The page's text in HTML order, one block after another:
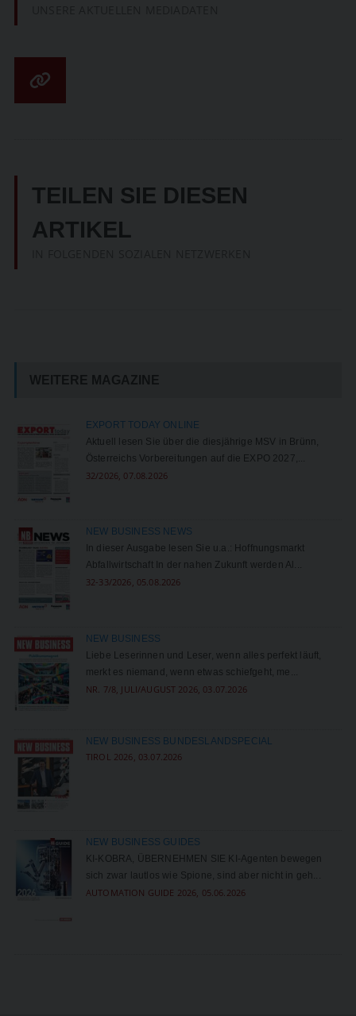
TEILEN SIE DIESEN
ARTIKEL
WEITERE MAGAZINE
EXPORT TODAY ONLINE
Aktuell lesen Sie über die diesjährige MSV in Brünn,
Österreichs Vorbereitungen auf die EXPO 2027,...
32/2026, 07.08.2026
NEW BUSINESS NEWS
In dieser Ausgabe lesen Sie u.a.: Hoffnungsmarkt
Abfallwirtschaft In der nahen Zukunft werden Al...
32-33/2026, 05.08.2026
NEW BUSINESS
Liebe Leserinnen und Leser, wenn alles perfekt läuft,
merkt es niemand, wenn etwas schiefgeht, me...
NR. 7/8, JULI/AUGUST 2026, 03.07.2026
NEW BUSINESS BUNDESLANDSPECIAL
TIROL 2026, 03.07.2026
NEW BUSINESS GUIDES
KI-KOBRA, ÜBERNEHMEN SIE KI-Agenten bewegen
sich zwar lautlos wie Spione, sind aber nicht in ­geh...
AUTOMATION GUIDE 2026, 05.06.2026